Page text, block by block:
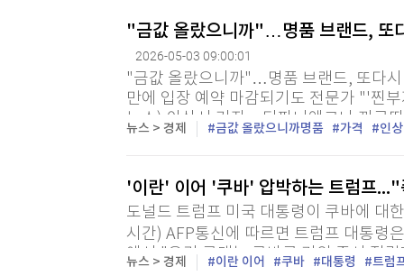
"금값 올랐으니까"…명품 브랜드, 또
2026-05-03 09:00:01
"금값 올랐으니까"…명품 브랜드, 또다
만에 입장 예약 마감되기도 전문가 "'찐
뉴스) 이상서 기자 = 티파니앤코나 까르
이 이달 들어 관련 제품 가격을 올릴 조짐
뉴스 > 경제 금값 올랐으니까명품 가격 인상
'이란' 이어 '쿠바' 압박하는 트럼프
도널드 트럼프 미국 대통령이 쿠바에 대
시간) AFP통신에 따르면 트럼프 대통령
에서 "우리 군대는 쿠바를 거의 즉시 점
뉴스 > 경제 이란 이어 쿠바 대통령 트럼